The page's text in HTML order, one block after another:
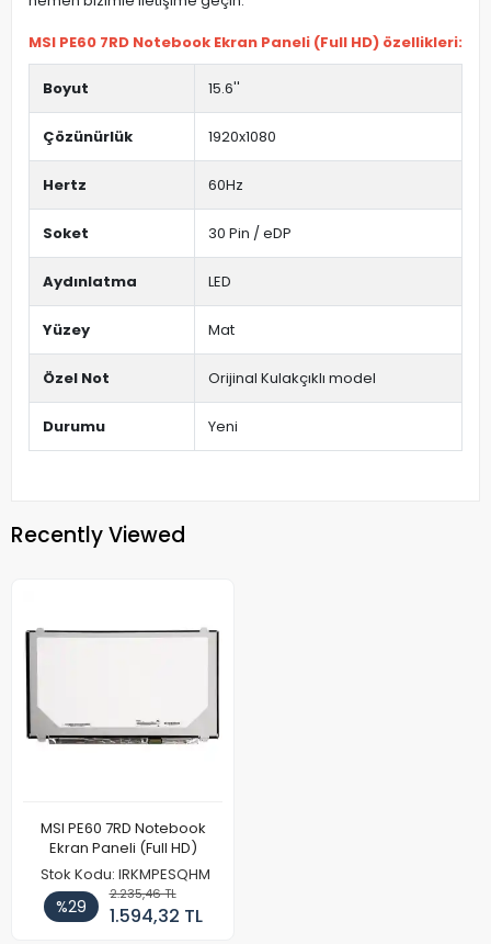
MSI PE60 7RD Notebook Ekran Paneli (Full HD) özellikleri:
Boyut 15.6''
Çözünürlük 1920x1080
Hertz 60Hz
Soket 30 Pin / eDP
Aydınlatma LED
Yüzey Mat
Özel Not Orijinal Kulakçıklı model
Durumu Yeni
Recently Viewed
MSI PE60 7RD Notebook
Ekran Paneli (Full HD)
Stok Kodu: IRKMPESQHM
%29
2.235,46 TL
1.594,32 TL